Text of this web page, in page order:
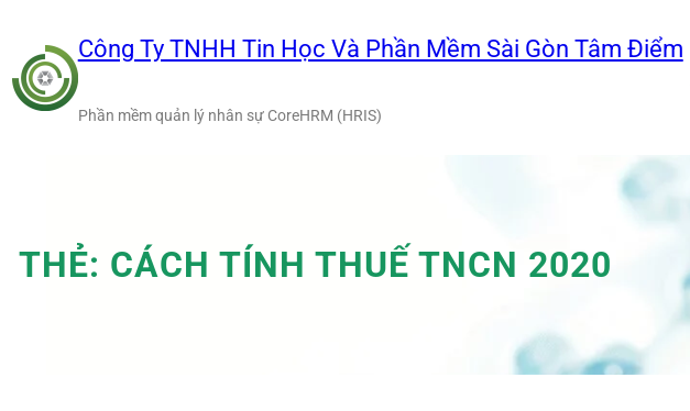
phần
nội
dung
Công Ty TNHH Tin Học Và Phần Mềm Sài Gòn Tâm Điểm
Phần mềm quản lý nhân sự CoreHRM (HRIS)
THẺ: CÁCH TÍNH THUẾ TNCN 2020